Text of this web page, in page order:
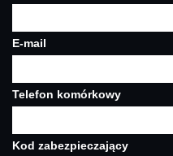
E-mail
Telefon komórkowy
Kod zabezpieczający